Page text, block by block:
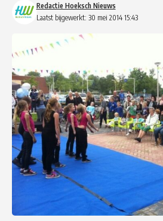
Laatst bijgewerkt: 30 mei 2014 15:43
Redactie Hoeksch Nieuws